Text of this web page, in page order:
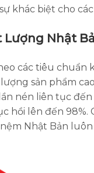
khác biệt cho
Lượng Nhật
các tiêu
sản phẩm
nén liên tục
hồi lên đến
Nhật Bản